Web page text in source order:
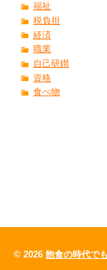
福祉
税負担
経済
職業
自己研鑚
資格
食べ物
© 2026 飽食の時代で